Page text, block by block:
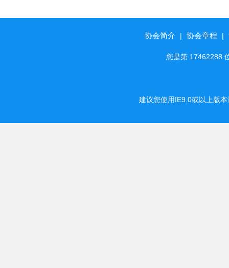
协会简介 | 协会章程 |
您是第 17462288
建议您使用IE9.0或以上版